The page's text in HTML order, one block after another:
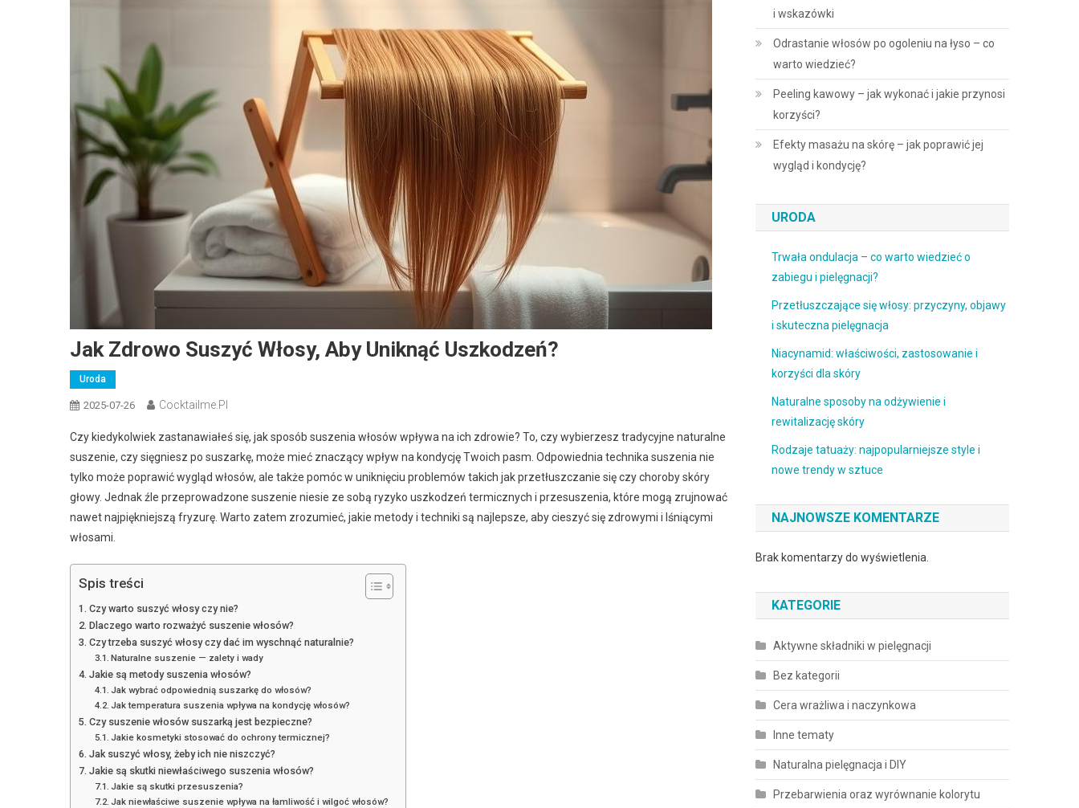
Jak Zdrowo Suszyć Włosy, Aby Uniknąć Uszkodzeń?
Uroda
2025-07-26 Cocktailme.pl
Czy kiedykolwiek zastanawiałeś się, jak sposób suszenia włosów wpływa na ich zdrowie? To, czy wybierzesz tradycyjne naturalne
suszenie, czy sięgniesz po suszarkę, może mieć znaczący wpływ na kondycję Twoich pasm. Odpowiednia technika suszenia nie
tylko może poprawić wygląd włosów, ale także pomóc w uniknięciu problemów takich jak przetłuszczanie się czy choroby skóry
głowy. Jednak źle przeprowadzone suszenie niesie ze sobą ryzyko uszkodzeń termicznych i przesuszenia, które mogą zrujnować
nawet najpiękniejszą fryzurę. Warto zatem zrozumieć, jakie metody i techniki są najlepsze, aby cieszyć się zdrowymi i lśniącymi
włosami.
Spis treści
Czy warto suszyć włosy czy nie?
Dlaczego warto rozważyć suszenie włosów?
Czy trzeba suszyć włosy czy dać im wyschnąć naturalnie?
Naturalne suszenie — zalety i wady
Jakie są metody suszenia włosów?
Jak wybrać odpowiednią suszarkę do włosów?
Jak temperatura suszenia wpływa na kondycję włosów?
Czy suszenie włosów suszarką jest bezpieczne?
Jakie kosmetyki stosować do ochrony termicznej?
Jak suszyć włosy, żeby ich nie niszczyć?
Jakie są skutki niewłaściwego suszenia włosów?
Jakie są skutki przesuszenia?
Jak niewłaściwe suszenie wpływa na łamliwość i wilgoć włosów?
i wskazówki
Odrastanie włosów po ogoleniu na łyso – co
warto wiedzieć?
Peeling kawowy – jak wykonać i jakie przynosi
korzyści?
Efekty masażu na skórę – jak poprawić jej
wygląd i kondycję?
URODA
Trwała ondulacja – co warto wiedzieć o
zabiegu i pielęgnacji?
Przetłuszczające się włosy: przyczyny, objawy
i skuteczna pielęgnacja
Niacynamid: właściwości, zastosowanie i
korzyści dla skóry
Naturalne sposoby na odżywienie i
rewitalizację skóry
Rodzaje tatuaży: najpopularniejsze style i
nowe trendy w sztuce
NAJNOWSZE KOMENTARZE
Brak komentarzy do wyświetlenia.
KATEGORIE
Aktywne składniki w pielęgnacji
Bez kategorii
Cera wrażliwa i naczynkowa
Inne tematy
Naturalna pielęgnacja i DIY
Przebarwienia oraz wyrównanie kolorytu